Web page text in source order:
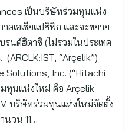
เป็นบริษัทร่วมทุนแห่ง
เอเชียแปซิฟิก และจะขยาย
นด์ฮิตาชิ (ไม่รวมในประเทศ
“Arçelik”)
Solutions, Inc. (“Hitachi
มทุนแห่งใหม่ คือ Arçelik
บริษัทร่วมทุนแห่งใหม่จัดตั้ง
นวน 11…